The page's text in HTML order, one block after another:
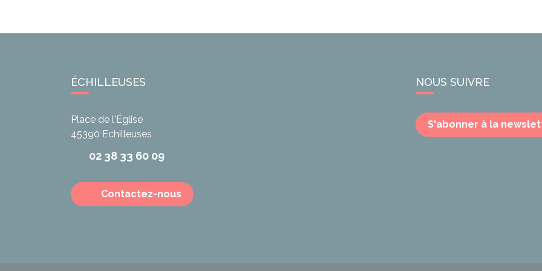
ÉCHILLEUSES
Place de l'Église
45390 Echilleuses
02 38 33 60 09
Contactez-nous
NOUS SUIVRE
S'abonner à la